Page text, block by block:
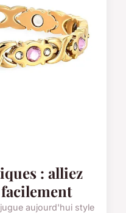
: alliez
facilement
aujourd'hui style